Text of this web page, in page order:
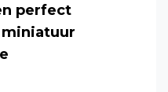
perfect
miniatuur